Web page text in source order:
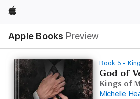
Apple
Apple Books Preview
Nav
Open
Menu
Book 5 -
God of
Kings of
Michelle